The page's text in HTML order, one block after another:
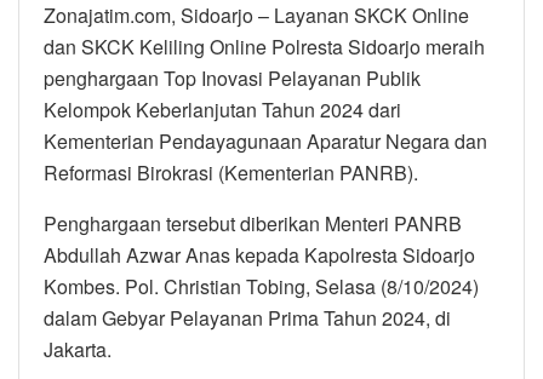
Zonajatim.com, Sidoarjo – Layanan SKCK Online
dan SKCK Keliling Online Polresta Sidoarjo meraih
penghargaan Top Inovasi Pelayanan Publik
Kelompok Keberlanjutan Tahun 2024 dari
Kementerian Pendayagunaan Aparatur Negara dan
Reformasi Birokrasi (Kementerian PANRB).
Penghargaan tersebut diberikan Menteri PANRB
Abdullah Azwar Anas kepada Kapolresta Sidoarjo
Kombes. Pol. Christian Tobing, Selasa (8/10/2024)
dalam Gebyar Pelayanan Prima Tahun 2024, di
Jakarta.